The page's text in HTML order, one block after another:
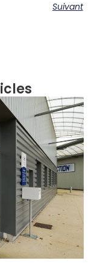
Suivant